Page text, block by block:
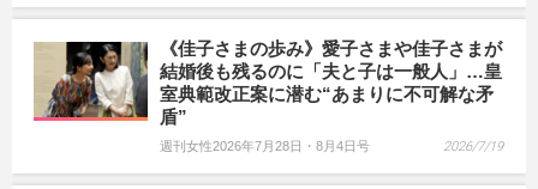
《佳子さまの歩み》愛子さまや佳子さまが
結婚後も残るのに「夫と子は一般人」…皇
室典範改正案に潜む“あまりに不可解な矛
盾”
週刊女性2026年7月28日・8月4日号 2026/7/19